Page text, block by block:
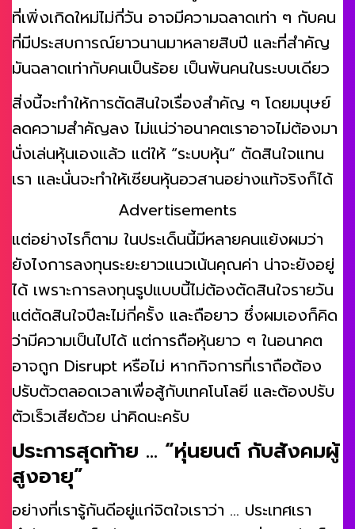
ที่เพิ่งเกิดใหม่ไม่กี่วัน อาจมีความฉลาดเท่า ๆ กับคน
ที่มีประสบการณ์ยาวนานมาหลายสิบปี และที่สำคัญ
มันฉลาดเท่ากับคนเป็นร้อย เป็นพันคนในระบบเดียว
สิ่งนี้จะทำให้การตัดสินใจเรื่องสำคัญ ๆ โดยมนุษย์
ลดความสำคัญลง ไม่แน่ว่าอนาคตเราอาจไม่ต้องมา
นั่งเล่นหุ้นเองแล้ว แต่ให้ “ระบบหุ้น” ตัดสินใจแทน
เรา และนั่นจะทำให้เซียนหุ้นอวสานอย่างแท้จริงก็ได้
Advertisements
แต่อย่างไรก็ตาม ในประเด็นนี้มีหลายคนแย้งผมว่า
ยังไงการลงทุนระยะยาวแนวเน้นคุณค่า น่าจะยังอยู่
ได้ เพราะการลงทุนรูปแบบนี้ไม่ต้องตัดสินใจรายวัน
แต่ตัดสินใจปีละไม่กี่ครั้ง และถือยาว ซึ่งผมเองก็คิด
ว่ามีความเป็นไปได้ แต่การถือหุ้นยาว ๆ ในอนาคต
อาจถูก Disrupt หรือไม่ หากกิจการที่เราถือต้อง
ปรับตัวตลอดเวลาเพื่อสู้กับเทคโนโลยี และต้องปรับ
ตัวเร็วเสียด้วย น่าคิดนะครับ
ประการสุดท้าย … “หุ่นยนต์ กับสังคมผู้
สูงอายุ”
อย่างที่เรารู้กันดีอยู่แก่จิตใจเราว่า … ประเทศเรา